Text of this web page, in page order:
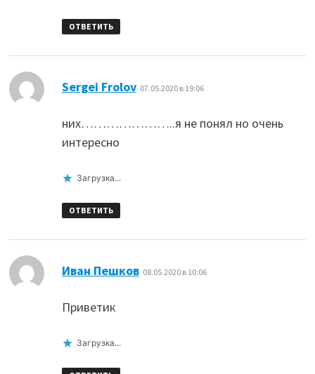
ОТВЕТИТЬ
Sergei Frolov: 07.05.2020 в 19:06
них…………………..я не понял но очень
интересно
Загрузка...
ОТВЕТИТЬ
Иван Пешков: 08.05.2020 в 10:06
Приветик
Загрузка...